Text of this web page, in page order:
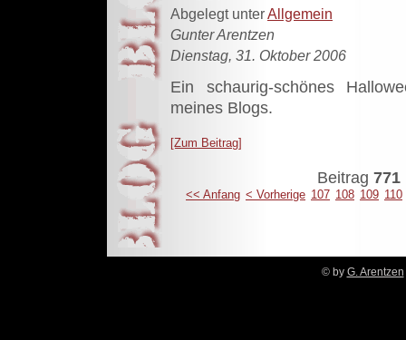
Abgelegt unterAllgemein
Gunter Arentzen
Dienstag, 31. Oktober 2006
Ein schaurig-schönes
meines Blogs.
[Zum Beitrag]
Beitrag 771
<< Anfang < Vorherige 107 108 109 110
© by G. Arentzen